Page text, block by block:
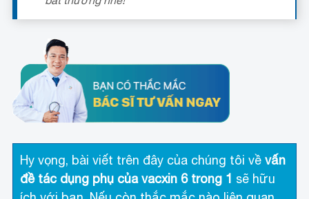
Hy vọng, bài viết trên đây của chúng tôi vềvấn
đề tác dụng phụ của vacxin 6 trong 1 sẽ hữu